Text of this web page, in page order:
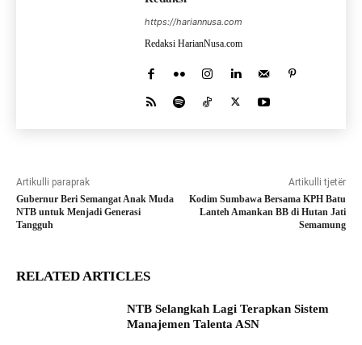
https://hariannusa.com
Redaksi HarianNusa.com
Artikulli paraprak
Gubernur Beri Semangat Anak Muda
NTB untuk Menjadi Generasi
Tangguh
Artikulli tjetër
Kodim Sumbawa Bersama KPH Batu
Lanteh Amankan BB di Hutan Jati
Semamung
RELATED ARTICLES
NTB Selangkah Lagi Terapkan Sistem
Manajemen Talenta ASN